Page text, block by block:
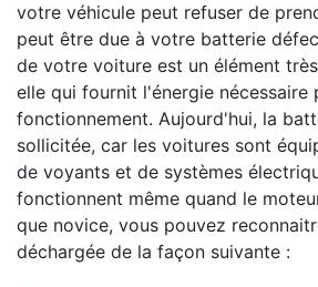
votre véhicule peut refuser de
peut être due à votre batterie
de votre voiture est un élément
elle qui fournit l'énergie nécessaire
fonctionnement. Aujourd'hui, la
sollicitée, car les voitures sont
de voyants et de systèmes
fonctionnent même quand le
que novice, vous pouvez
déchargée de la façon suivante :